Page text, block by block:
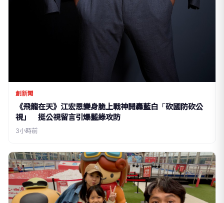
創新聞
《飛龍在天》江宏恩變身脆上戰神開轟藍白「砍國防砍公
視」 挺公視留言引爆藍綠攻防
3小時前